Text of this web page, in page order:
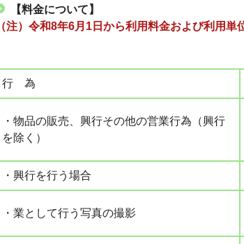
【料金について】
（注）令和8年6月1日から利用料金および利用単
行 為
・物品の販売、興行その他の営業行為（興行
を除く）
・興行を行う場合
・業として行う写真の撮影